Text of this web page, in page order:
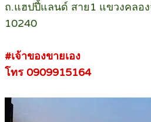
ถ.แฮปปี้แลนด์ สาย1 แขวงคลอง
10240
#เจ้าของขายเอง
โทร 0909915164